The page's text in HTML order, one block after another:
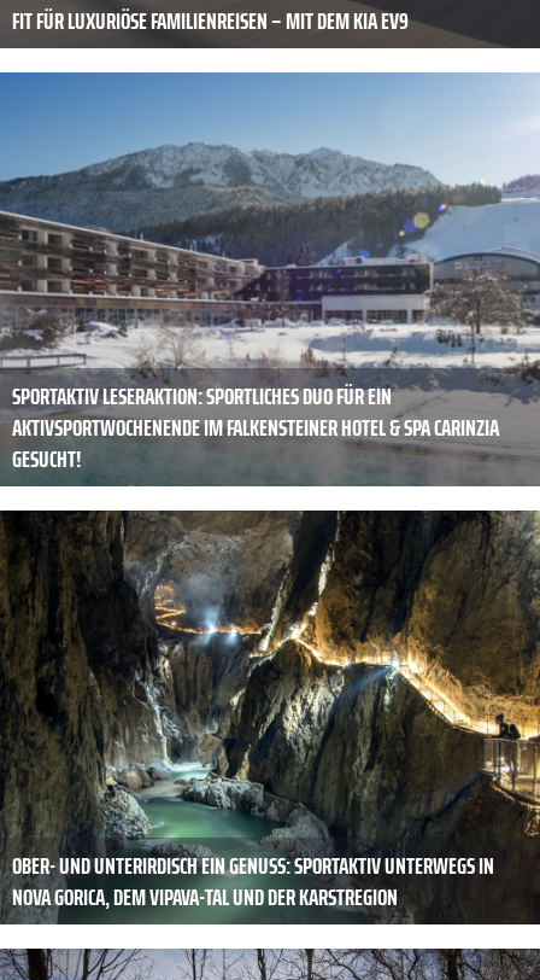
FIT FÜR LUXURIÖSE FAMILIENREISEN – MIT DEM KIA EV9
SPORTAKTIV LESERAKTION: SPORTLICHES DUO FÜR EIN
AKTIVSPORTWOCHENENDE IM FALKENSTEINER HOTEL & SPA CARINZIA
GESUCHT!
OBER- UND UNTERIRDISCH EIN GENUSS: SPORTAKTIV UNTERWEGS IN
NOVA GORICA, DEM VIPAVA-TAL UND DER KARSTREGION